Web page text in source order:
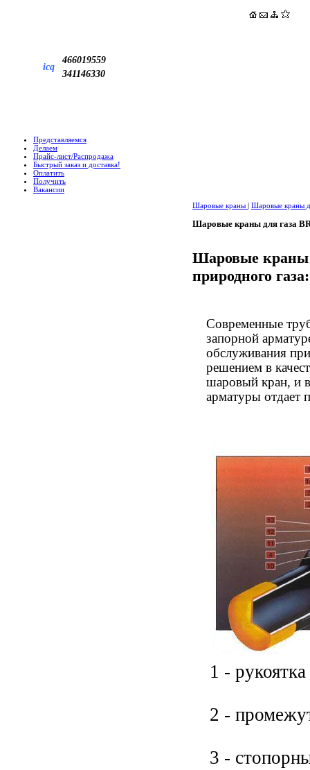
icq
466019559
341146330
Представляемся
Делаем
Прайс-лист/Распродажа
Быстрый заказ и доставка!
Оплатить
Получить
Вакансии
Шаровые краны | Шаровые краны
Шаровые краны для газа
Шаровые краны
природного
Современные
запорной
обслуживания
решением в
шаровый кран, и
арматуры отдает
1 - рукоятка
2 -
3 -